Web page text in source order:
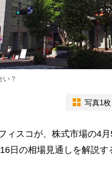
い？
写真1枚
ィスコが、株式市場の4
日の相場見通しを解説す